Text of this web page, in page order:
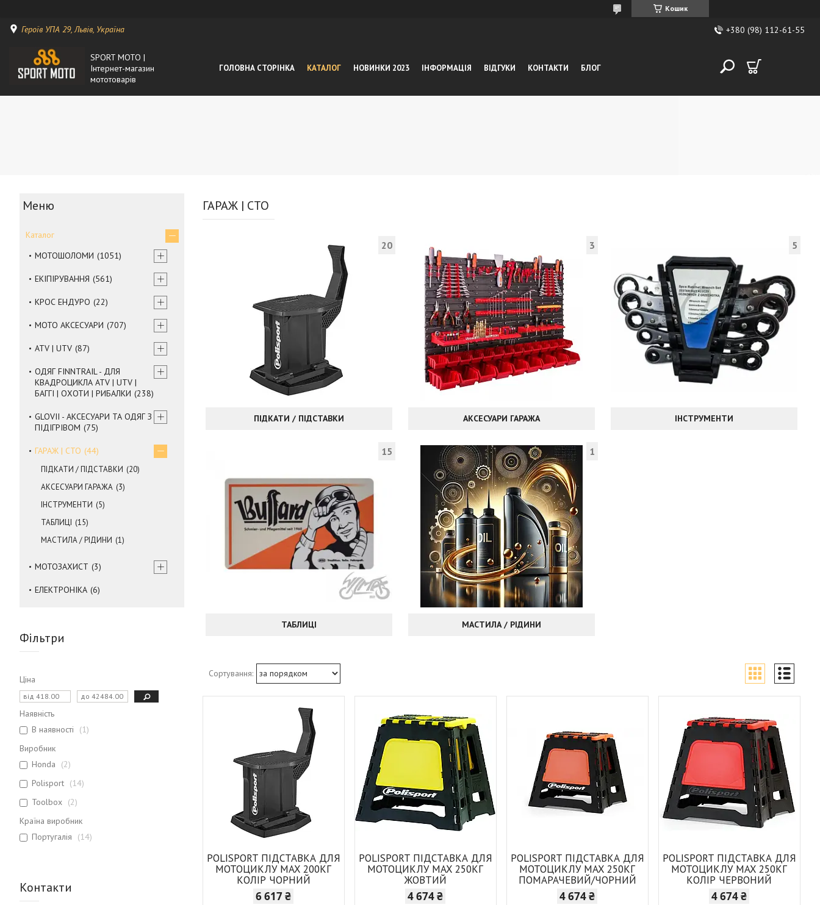
Кошик
Героїв УПА 29, Львів, Україна +380 (98) 112-61-55
SPORT MOTO |
Інтернет-магазин
мототоварів
ГОЛОВНА СТОРІНКА КАТАЛОГ НОВИНКИ 2023 ІНФОРМАЦІЯ ВІДГУКИ КОНТАКТИ БЛОГ
ГАРАЖ | СТО
ПІДКАТИ / ПІДСТАВКИ
20
АКСЕСУАРИ ГАРАЖА
3
ІНСТРУМЕНТИ
5
ТАБЛИЦІ
15
МАСТИЛА / РІДИНИ
1
POLISPORT ПІДСТАВКА ДЛЯ
МОТОЦИКЛУ MAX 200КГ
КОЛІР ЧОРНИЙ
6 617 ₴
POLISPORT ПІДСТАВКА ДЛЯ
МОТОЦИКЛУ MAX 250КГ
ЖОВТИЙ
4 674 ₴
POLISPORT ПІДСТАВКА ДЛЯ
МОТОЦИКЛУ MAX 250КГ
ПОМАРАЧЕВИЙ/ЧОРНИЙ
4 674 ₴
POLISPORT ПІДСТАВКА ДЛЯ
МОТОЦИКЛУ MAX 250КГ
КОЛІР ЧЕРВОНИЙ
4 674 ₴
Каталог
МОТОШОЛОМИ
1051
ЕКІПІРУВАННЯ 561
КРОС ЕНДУРО 22
МОТО АКСЕСУАРИ 707
ATV | UTV 87
ОДЯГ FINNTRAIL - ДЛЯ
КВАДРОЦИКЛА ATV | UTV |
БАГГІ | ОХОТИ | РИБАЛКИ 238
GLOVII - АКСЕСУАРИ ТА ОДЯГ З
ПІДІГРІВОМ
75
ГАРАЖ | СТО 44
ПІДКАТИ / ПІДСТАВКИ
20
АКСЕСУАРИ ГАРАЖА 3
ІНСТРУМЕНТИ
5
ТАБЛИЦІ 15
МАСТИЛА / РІДИНИ 1
МОТОЗАХИСТ 3
ЕЛЕКТРОНІКА 6
Фільтри
Ціна
Наявність
В наявності
1
Виробник
Honda
2
Polisport
14
Toolbox
2
Країна виробник
Португалія
14
Контакти